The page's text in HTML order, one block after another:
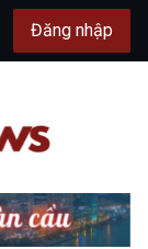
Đăng nhập